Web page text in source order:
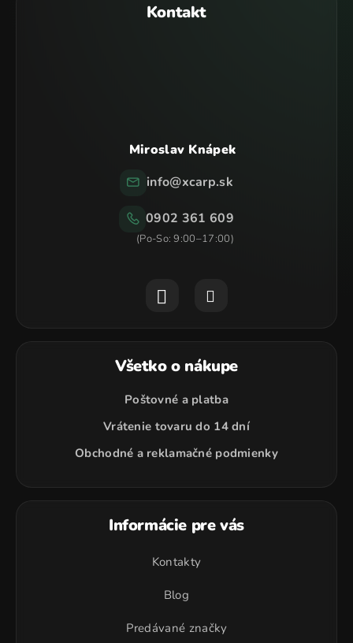
Kontakt
Miroslav Knápek
info@xcarp.sk
0902 361 609
Všetko o nákupe
Poštovné a platba
Vrátenie tovaru do 14 dní
Obchodné a reklamačné podmienky
Informácie pre vás
Kontakty
Blog
Predávané značky